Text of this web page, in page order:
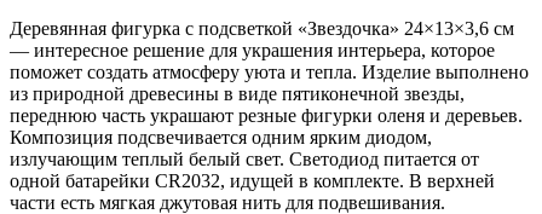
Деревянная фигурка с подсветкой «Звездочка» 24×13×3,6 см
— интересное решение для украшения интерьера, которое
поможет создать атмосферу уюта и тепла. Изделие выполнено
из природной древесины в виде пятиконечной звезды,
переднюю часть украшают резные фигурки оленя и деревьев.
Композиция подсвечивается одним ярким диодом,
излучающим теплый белый свет. Светодиод питается от
одной батарейки CR2032, идущей в комплекте. В верхней
части есть мягкая джутовая нить для подвешивания.